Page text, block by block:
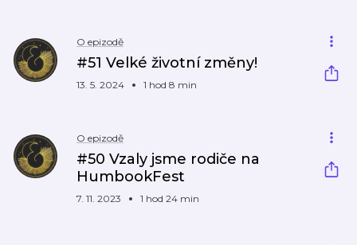
O epizodě
#51 Velké životní změny!
13. 5. 2024 1 hod 8 min
O epizodě
#50 Vzaly jsme rodiče na
HumbookFest
7. 11. 2023 1 hod 24 min